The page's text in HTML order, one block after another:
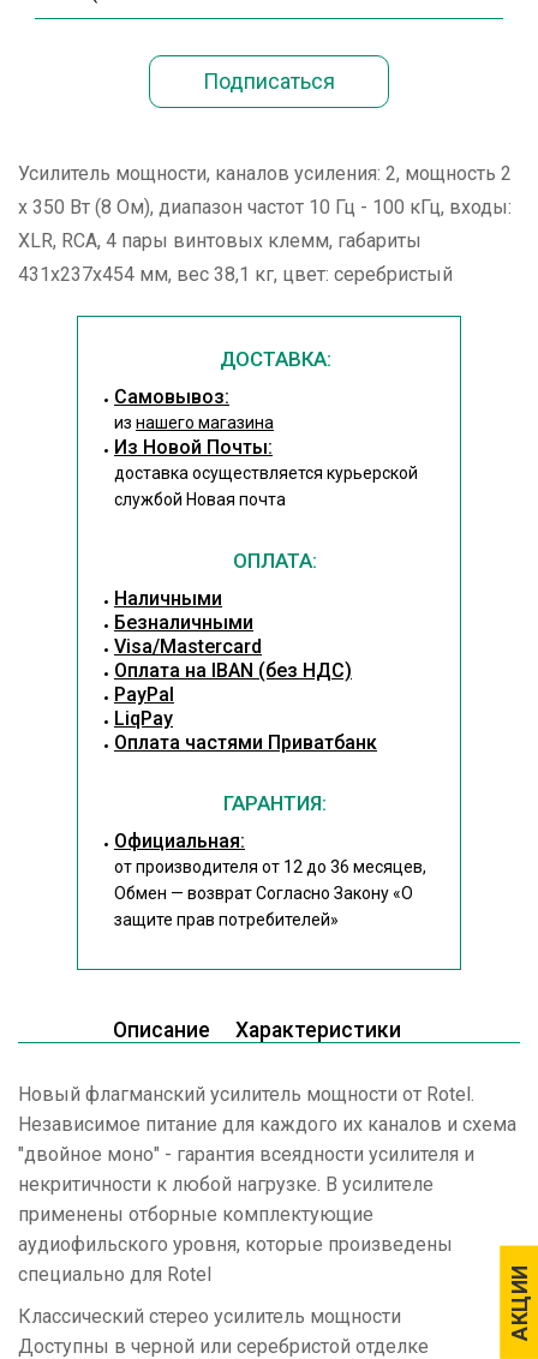
АКЦИИ
АКЦИИ
Усилитель мощности, каналов усиления: 2, мощность 2
х 350 Вт (8 Ом), диапазон частот 10 Гц - 100 кГц, входы:
XLR, RCA, 4 пары винтовых клемм, габариты
431x237x454 мм, вес 38,1 кг, цвет: серебристый
ДОСТАВКА:
Cамовывоз:
из нашего магазина
Из Новой Почты:
доставка осуществляется курьерской
службой Новая почта
ОПЛАТА:
Наличными
Безналичными
Visa/Mastercard
Оплата на IBAN (без НДС)
PayPal
LiqPay
Оплата частями Приватбанк
ГАРАНТИЯ:
Официальная:
от производителя от 12 до 36 месяцев,
Обмен — возврат Согласно Закону«О
защите прав потребителей»
Описание Характеристики
Новый флагманский усилитель мощности от Rotel.
Независимое питание для каждого их каналов и схема
"двойное моно" - гарантия всеядности усилителя и
некритичности к любой нагрузке. В усилителе
применены отборные комплектующие
аудиофильского уровня, которые произведены
специально для Rotel
Классический стерео усилитель мощности
Доступны в черной или серебристой отделке